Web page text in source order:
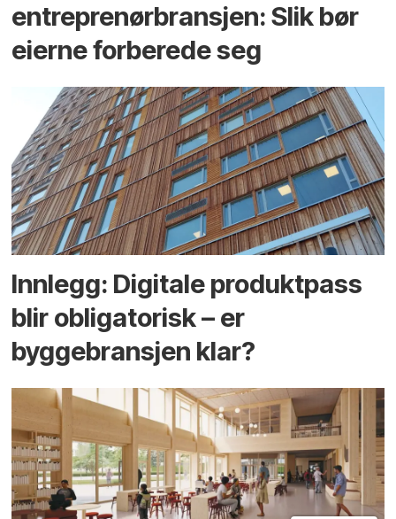
entreprenør­bransjen: Slik bør
eierne forberede seg
Innlegg: Digitale produktpass
blir obligatorisk – er
byggebransjen klar?